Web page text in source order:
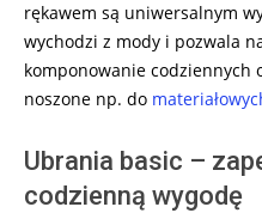
rękawem są uniwersalnym
wychodzi z mody i pozwala
komponowanie codziennych
noszone np. do
Ubrania basic –
codzienną wygodę